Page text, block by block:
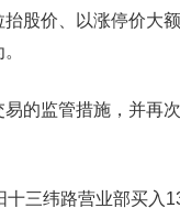
股价、以涨停价大
的监管措施，并再
三纬路营业部买入